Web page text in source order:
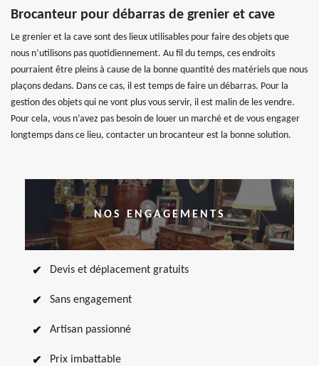
Brocanteur pour débarras de grenier et cave
Le grenier et la cave sont des lieux utilisables pour faire des objets que
nous n’utilisons pas quotidiennement. Au fil du temps, ces endroits
pourraient être pleins à cause de la bonne quantité des matériels que nous
plaçons dedans. Dans ce cas, il est temps de faire un débarras. Pour la
gestion des objets qui ne vont plus vous servir, il est malin de les vendre.
Pour cela, vous n’avez pas besoin de louer un marché et de vous engager
longtemps dans ce lieu, contacter un brocanteur est la bonne solution.
NOS ENGAGEMENTS
Devis et déplacement gratuits
Sans engagement
Artisan passionné
Prix imbattable